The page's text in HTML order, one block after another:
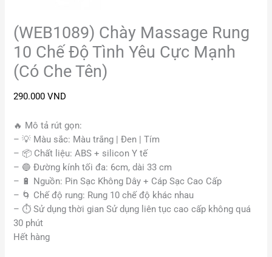
(WEB1089) Chày Massage Rung
10 Chế Độ Tình Yêu Cực Mạnh
(Có Che Tên)
290.000VND
🔥 Mô tả rút gọn:
–💡 Màu sắc: Màu trắng | Đen | Tím
– 📦 Chất liệu: ABS + silicon Y tế
– 🔵 Đường kính tối đa: 6cm, dài 33 cm
– 🔋
Nguồn: Pin Sạc Không Dây + Cáp Sạc Cao Cấp
– 🌀 Chế độ rung: Rung 10 chế độ khác nhau
– ⏱️ Sử dụng thời gian Sử dụng liên tục cao cấp không quá
30 phút
Hết hàng